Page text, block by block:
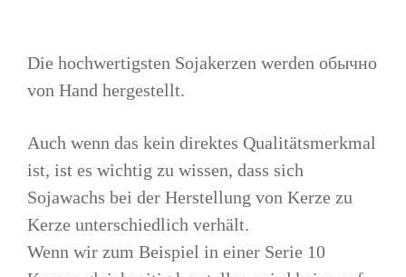
Die hochwertigsten Sojakerzen werden обычно
von Hand hergestellt.
Auch wenn das kein direktes Qualitätsmerkmal
ist, ist es wichtig zu wissen, dass sich
Sojawachs bei der Herstellung von Kerze zu
Kerze unterschiedlich verhält.
Wenn wir zum Beispiel in einer Serie 10